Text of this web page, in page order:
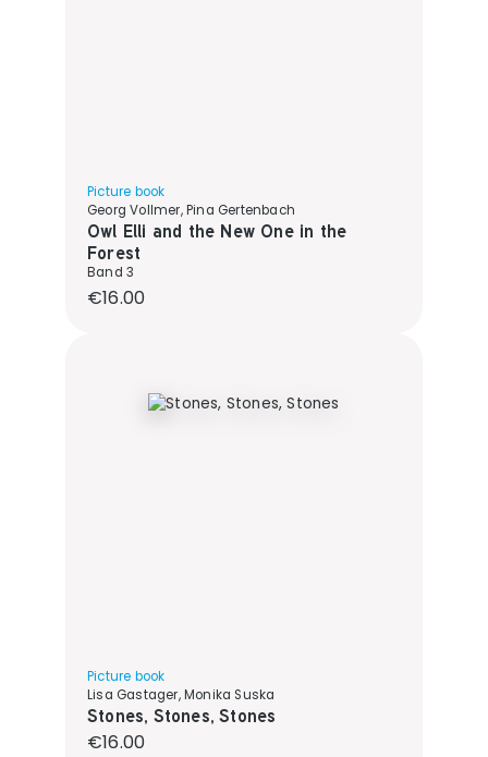
Picture book
Georg Vollmer, Pina Gertenbach
Owl Elli and the New One in the
Forest
Band 3
Regular price:
€16.00
Picture book
Lisa Gastager, Monika Suska
Stones, Stones, Stones
Regular price:
€16.00